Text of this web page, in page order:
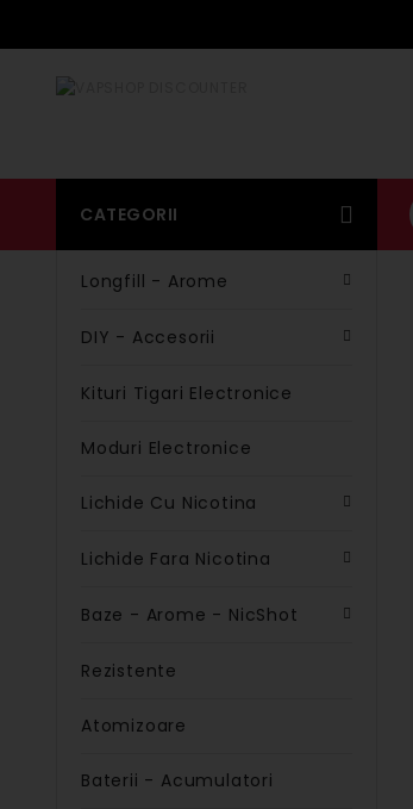
CATEGORII
Longfill - Arome
DIY - Accesorii
Kituri Tigari Electronice
Moduri Electronice
Lichide Cu Nicotina
Lichide Fara Nicotina
Baze - Arome - NicShot
Rezistente
Atomizoare
Baterii - Acumulatori